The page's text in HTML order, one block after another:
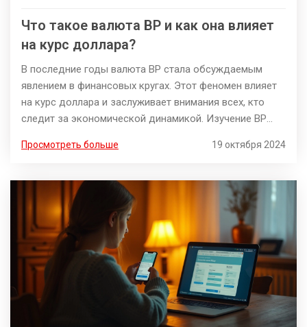
Что такое валюта BP и как она влияет
на курс доллара?
В последние годы валюта BP стала обсуждаемым
явлением в финансовых кругах. Этот феномен влияет
на курс доллара и заслуживает внимания всех, кто
следит за экономической динамикой. Изучение BP
вписываются в мировой финансовый контекст. Её
решениях. В этой статье мы рассмотрим, что
представляет собой валюта BP и её реальное
значение.
Просмотреть больше 19 октября 2024